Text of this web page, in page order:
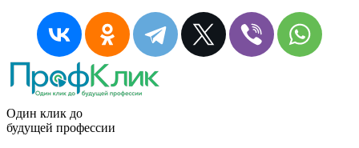
Один клик до
будущей профессии